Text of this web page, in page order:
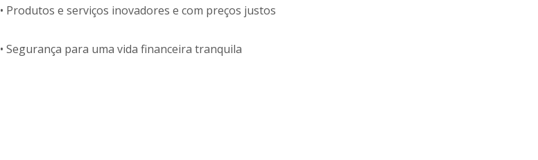
• Produtos e serviços inovadores e com preços justos
• Segurança para uma vida financeira tranquila